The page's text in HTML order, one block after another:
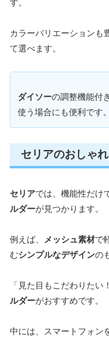
す。
カラーバリエーションも
て選べます。
ダイソーの調整機能付
使う場合にも便利です。
セリアのおしゃ
セリアでは、機能性だけ
ルダーが見つかります。
例えば、 メッシュ素材で
むシンプルなデザインの
「見た目もこだわりたい
ルダーがおすすめです。
中には、スマートフォン